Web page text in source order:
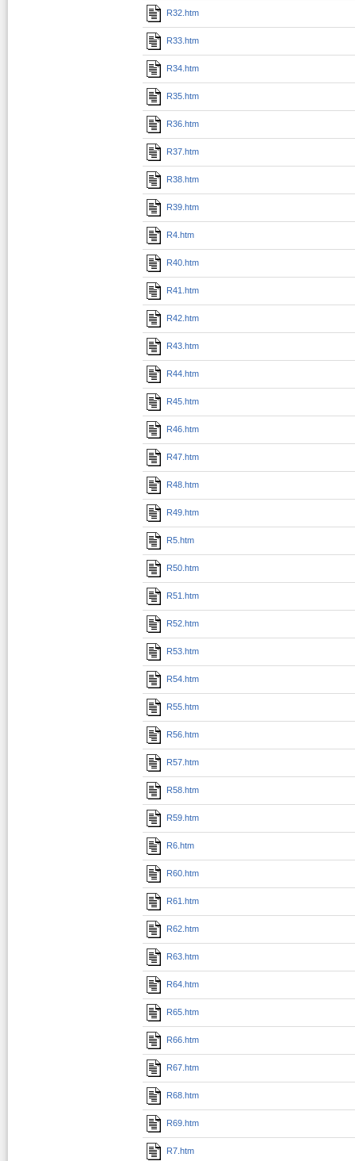
R32.htm
R33.htm
R34.htm
R35.htm
R36.htm
R37.htm
R38.htm
R39.htm
R4.htm
R40.htm
R41.htm
R42.htm
R43.htm
R44.htm
R45.htm
R46.htm
R47.htm
R48.htm
R49.htm
R5.htm
R50.htm
R51.htm
R52.htm
R53.htm
R54.htm
R55.htm
R56.htm
R57.htm
R58.htm
R59.htm
R6.htm
R60.htm
R61.htm
R62.htm
R63.htm
R64.htm
R65.htm
R66.htm
R67.htm
R68.htm
R69.htm
R7.htm